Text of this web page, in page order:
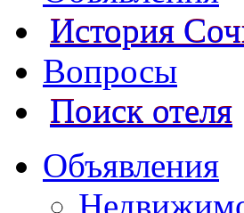
История
Вопросы
Поиск отеля
Объявления